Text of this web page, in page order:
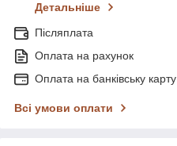
Детальніше
Післяплата
Оплата на рахунок
Оплата на банківську карту
Всі умови оплати